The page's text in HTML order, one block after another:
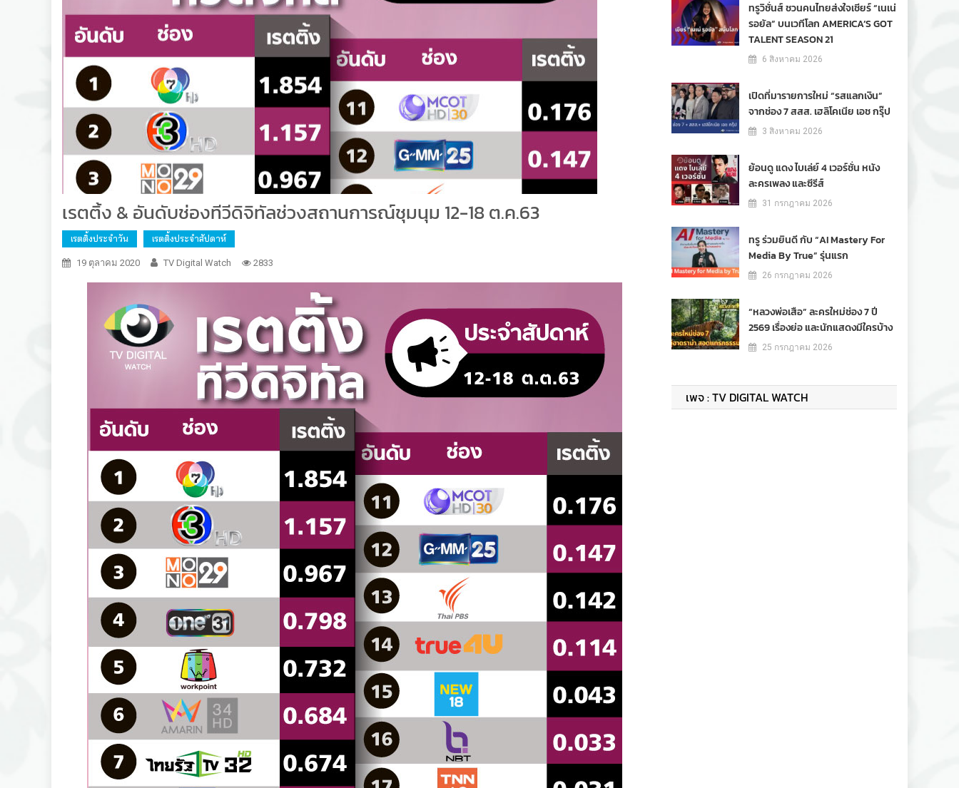
เรตติ้ง & อันดับช่องทีวีดิจิทัลช่วงสถานการณ์ชุมนุม 12-18 ต.ค.63
เรตติ้งประจำวัน เรตติ้งประจำสัปดาห์
19 ตุลาคม 2020 TV Digital Watch 2833
ทรูวิชั่นส์ ชวนคนไทยส่งใจเชียร์ “เนเน่
รอยัล” บนเวทีโลก AMERICA’S GOT
TALENT SEASON 21
6 สิงหาคม 2026
เปิดที่มารายการใหม่ “รสแลกเงิน”
จากช่อง 7 สสส. เฮลิโคเนีย เอช กรุ๊ป
3 สิงหาคม 2026
ย้อนดู แดง ไบเล่ย์ 4 เวอร์ชั่น หนัง
ละครเพลง และซีรีส์
31 กรกฎาคม 2026
ทรู ร่วมยินดี กับ “AI Mastery For
Media By True” รุ่นแรก
26 กรกฎาคม 2026
“หลวงพ่อเสือ” ละครใหม่ช่อง 7 ปี
2569 เรื่องย่อ และนักแสดงมีใครบ้าง
25 กรกฎาคม 2026
เพจ : TV DIGITAL WATCH